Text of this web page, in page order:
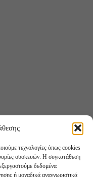
τεχνολογίες όπως cookies
συσκευών. Η συγκατάθεση
δεδομένα
ή μοναδικά αναγνωριστικά